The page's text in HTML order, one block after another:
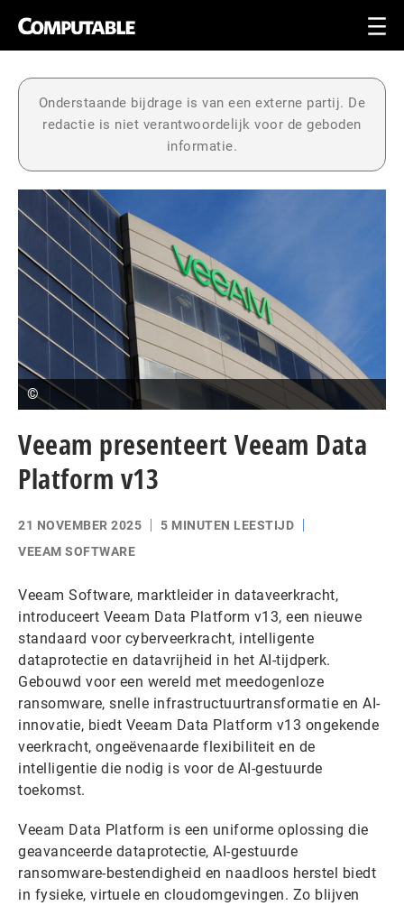
Onderstaande bijdrage is van een externe partij. De
redactie is niet verantwoordelijk voor de geboden
informatie.
©
Veeam presenteert Veeam Data
Platform v13
21 NOVEMBER 2025
5 MINUTEN LEESTIJD
VEEAM SOFTWARE
Veeam Software, marktleider in dataveerkracht,
introduceert Veeam Data Platform v13, een nieuwe
standaard voor cyberveerkracht, intelligente
dataprotectie en datavrijheid in het AI-tijdperk.
Gebouwd voor een wereld met meedogenloze
ransomware, snelle infrastructuurtransformatie en AI-
innovatie, biedt Veeam Data Platform v13 ongekende
veerkracht, ongeëvenaarde flexibiliteit en de
intelligentie die nodig is voor de AI-gestuurde
toekomst.
Veeam Data Platform is een uniforme oplossing die
geavanceerde dataprotectie, AI-gestuurde
ransomware-bestendigheid en naadloos herstel biedt
in fysieke, virtuele en cloudomgevingen. Zo blijven